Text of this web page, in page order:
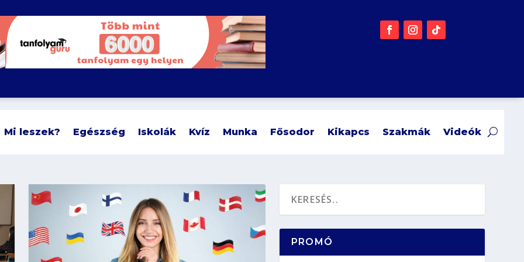
Mi leszek? Egészség Iskolák Kvíz Munka Fősodor Kikapcs Szakmák Videók
PROMÓ